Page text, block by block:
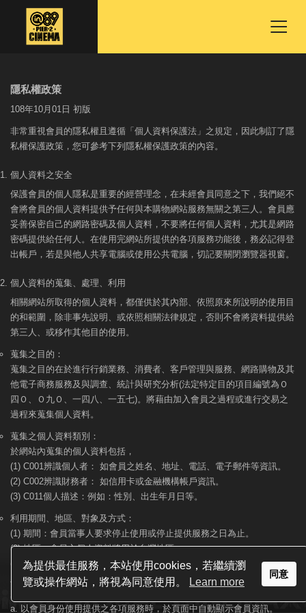
為提供最佳服務，本站使用cookies，若繼續瀏
覽或操作網站，將視為同意使用。
Learn more
同意
隱私權政策
108年10月01日 初版
非常重視會員的隱私權且遵循「個人資料保護法」之規定，因此制訂了隱
私權保護政策，您可參考下列隱私權保護政策的內容。
個人資料之安全
保護會員的個人隱私是重要的經營理念，在未經會員同意之下，我們絕不
會將會員的個人資料提供予任何與本購物網站服務無關之第三人。會員應
妥善保密自己的網路密碼及個人資料，不要將任何個人資料，尤其是網路
密碼提供給任何人。在使用完網站所提供的各項服務功能後，務必記得登
出帳戶，若是與他人共享電腦或使用公共電腦，切記要關閉瀏覽器視窗。
個人資料的蒐集、處理、利用
相關網站所取得的個人資料，都僅供於其內部、依照原來所說明的使用目
的和範圍，除非事先說明、或依照相關法律規定，否則不會將資料提供給
第三人、或移作其他目的使用。
蒐集之目的：
蒐集之目的在於進行行銷業務、消費者、客戶管理與服務、網路購物及其
他電子商務服務及與調查、統計與研究分析(法定特定目的項目編號為Ｏ
四Ｏ、Ｏ九Ｏ、一四八、一五七)。將藉由加入會員之過程或進行交易之
過程來蒐集個人資料。
蒐集之個人資料類別：
於網站內蒐集的個人資料包括，
(1) C001辨識個人者： 如會員之姓名、地址、電話、電子郵件等資訊。
(2) C002辨識財務者： 如信用卡或金融機構帳戶資訊。
(3) C011個人描述：例如：性別、出生年月日等。
利用期間、地區、對象及方式：
(1) 期間：會員當事人要求停止使用或停止提供服務之日為止。
(2) 地區：會員之個人資料將用於台灣地區。
(3) 利用對象及方式：會員之個人資料蒐集除用於之會員管理、客戶管理
之檢索查詢等功能外，亦將利用於辨識身份、金流服務、物流服務、行銷
a. 以會員身份使用提供之各項服務時，於頁面中自動顯示會員資訊。